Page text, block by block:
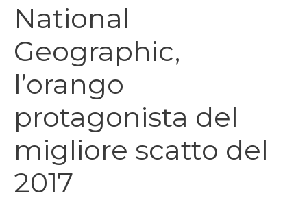
National
Geographic,
l’orango
protagonista del
migliore scatto del
2017